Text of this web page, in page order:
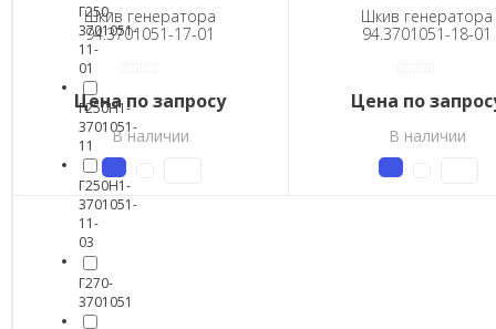
Г250-
3701051-
11-
01
Г250Н1-
3701051-
11
Г250Н1-
3701051-
11-
03
Г270-
3701051
Шкив генератора
94.3701051-17-01
Цена по запросу
В наличии
Шкив генератора
94.3701051-18-01
Цена по
В наличии